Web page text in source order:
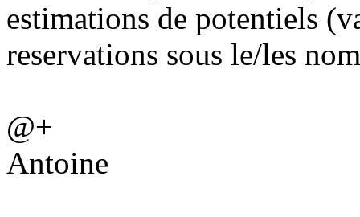
estimations de potentiels
reservations sous le/les
@+
Antoine